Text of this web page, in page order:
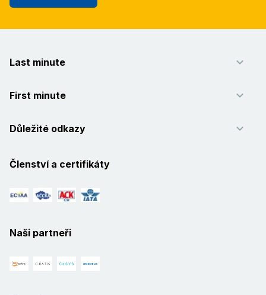
Last minute
First minute
Důležité odkazy
Členství a certifikáty
Naši partneři